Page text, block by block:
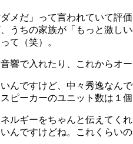
メだ」って言われていて評
うちの家族が「もっと激し
て（笑）。
響で入れたり、これからオ
んですけど、中々秀逸なん
ピーカーのユニット数は１
ルギーをちゃんと伝えてく
んですけどね。これくらい